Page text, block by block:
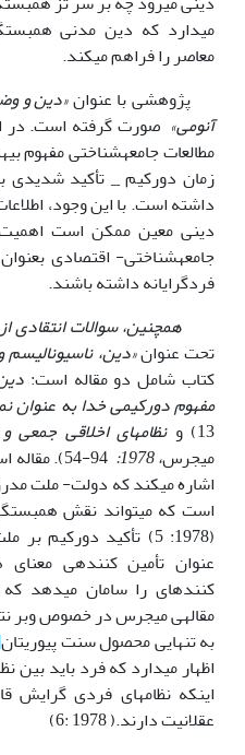
می­دارد که دین مدنی
معاصر را فراهم می­کند.
پژوهشی با عنوان«دین و
آنومی» صورت گرفته است. در
مطالعات جامعه­شناختی مفهوم
زمان دورکیم _ تأکید شدیدی
داشته است. با این وجود،
دینی معین ممکن است
جامعه­شناختی- اقتصادی
فردگرایانه داشته باشند.
همچنین، سوالات انتقادی
تحت عنوان«دین،
کتاب شامل دو مقاله است:
مفهوم دورکیمی خدا به عنوان
13) و
نظام­های اخلاقی جمعی
میجرس، 1978:
94-54).
اشاره می­کند که دولت- ملت
است که می­تواند نقش
(1978: 5) تأکید
عنوان تأمین کننده­ی معنای
کننده­ای را سامان می­دهد که
مقاله­ی میجرس در خصوص وبر
به تنهایی محصول سنت پیوریتان
اظهار می­دارد که فرد باید
اینکه نظام­های فردی گرایش
عقلانیت دارند.( 1978 :6)